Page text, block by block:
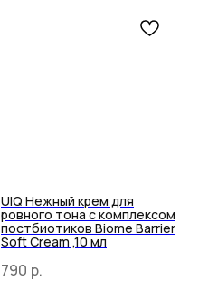
UIQ Нежный крем для
ровного тона с комплексом
постбиотиков Biome Barrier
Soft Cream ,10 мл
790 р.